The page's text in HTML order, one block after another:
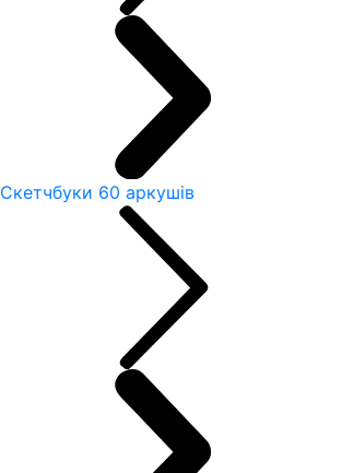
Скетчбуки 60 аркушів